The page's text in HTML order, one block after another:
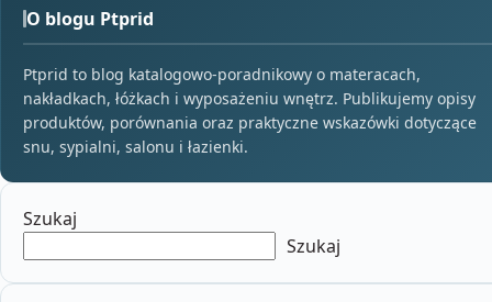
O blogu Ptprid
Ptprid to blog katalogowo-poradnikowy o materacach,
nakładkach, łóżkach i wyposażeniu wnętrz. Publikujemy opisy
produktów, porównania oraz praktyczne wskazówki dotyczące
snu, sypialni, salonu i łazienki.
Szukaj
Szukaj